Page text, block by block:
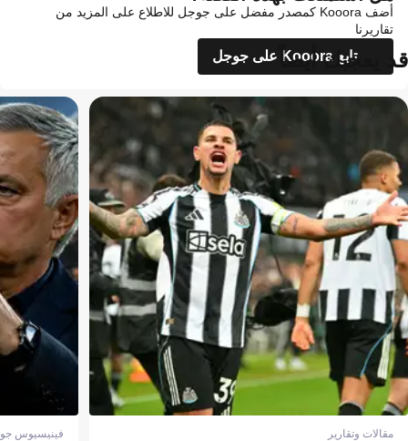
أضف Kooora كمصدر مفضل على جوجل للاطلاع على المزيد من
تقاريرنا
تابع Kooora على جوجل
قد يعجبك أيضاً
مقالات وتقارير فينيسيوس